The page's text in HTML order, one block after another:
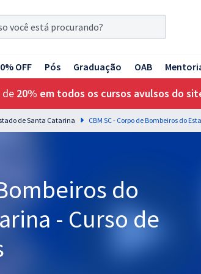
OFF Pós Graduação OAB
de 20% em todos os cursos avulsos do
de Santa Catarina
do
- Curso de